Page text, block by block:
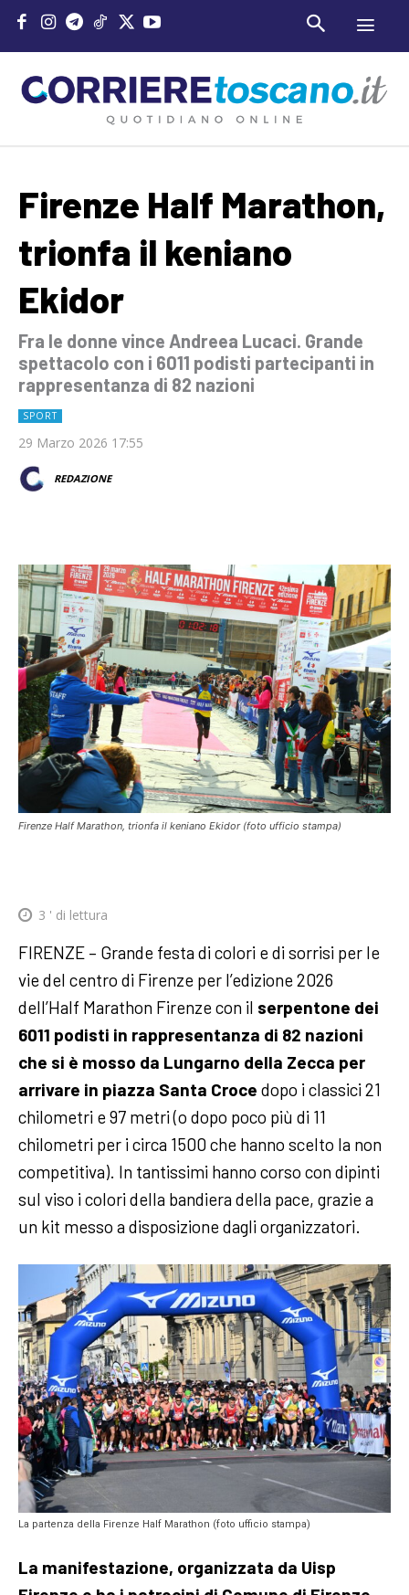
Firenze Half Marathon,
trionfa il keniano
Ekidor
Fra le donne vince Andreea Lucaci. Grande
spettacolo con i 6011 podisti partecipanti in
rappresentanza di 82 nazioni
SPORT
29 Marzo 2026 17:55
REDAZIONE
Firenze Half Marathon, trionfa il keniano Ekidor (foto ufficio stampa)
3 ' di lettura
FIRENZE – Grande festa di colori e di sorrisi per le
vie del centro di Firenze per l’edizione 2026
dell’Half Marathon Firenze con il serpentone dei
6011 podisti in rappresentanza di 82 nazioni
che si è mosso da Lungarno della Zecca per
arrivare in piazza Santa Croce dopo i classici 21
chilometri e 97 metri (o dopo poco più di 11
chilometri per i circa 1500 che hanno scelto la non
competitiva). In tantissimi hanno corso con dipinti
sul viso i colori della bandiera della pace, grazie a
un kit messo a disposizione dagli organizzatori.
La partenza della Firenze Half Marathon (foto ufficio stampa)
La manifestazione, organizzata da Uisp